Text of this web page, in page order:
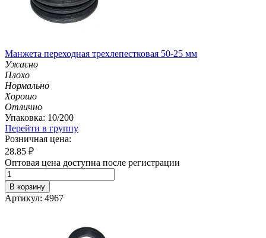
Манжета переходная трехлепестковая 50-25 мм
Ужасно
Плохо
Нормально
Хорошо
Отлично
Упаковка: 10/200
Перейти в группу
Розничная цена:
28.85 ₽
Оптовая цена доступна после регистрации
В корзину
Артикул: 4967